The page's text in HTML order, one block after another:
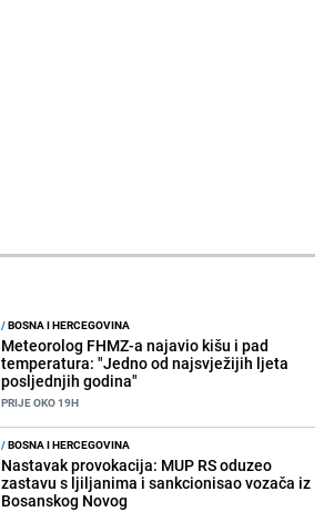
/BOSNA I HERCEGOVINA
Meteorolog FHMZ-a najavio kišu i pad
temperatura: "Jedno od najsvježijih ljeta
posljednjih godina"
PRIJE OKO 19H
/BOSNA I HERCEGOVINA
Nastavak provokacija: MUP RS oduzeo
zastavu s ljiljanima i sankcionisao vozača iz
Bosanskog Novog